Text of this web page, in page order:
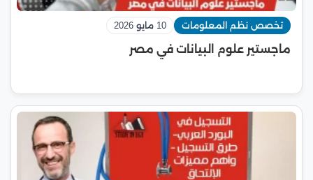
تخصص نظم المعلومات 10 مايو 2026
ماجستير علوم البيانات في مصر